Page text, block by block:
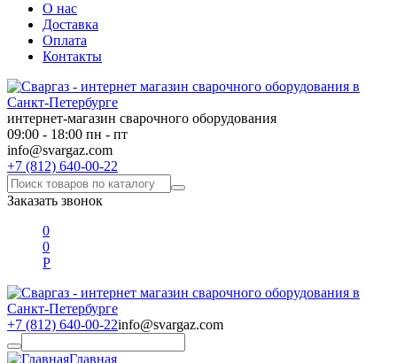
О нас
Доставка
Оплата
Контакты
интернет-магазин сварочного оборудования
09:00 - 18:00 пн - пт
info@svargaz.com
+7 (812) 640-00-22
Заказать звонок
0
0
Р
+7 (812) 640-00-22info@svargaz.com
Главная